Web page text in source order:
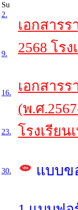
Su
2.
9.
16.
23.
30.
เอกสาร
2568 โร
เอกสาร
(พ.ศ
โรงเรีย
แบบข